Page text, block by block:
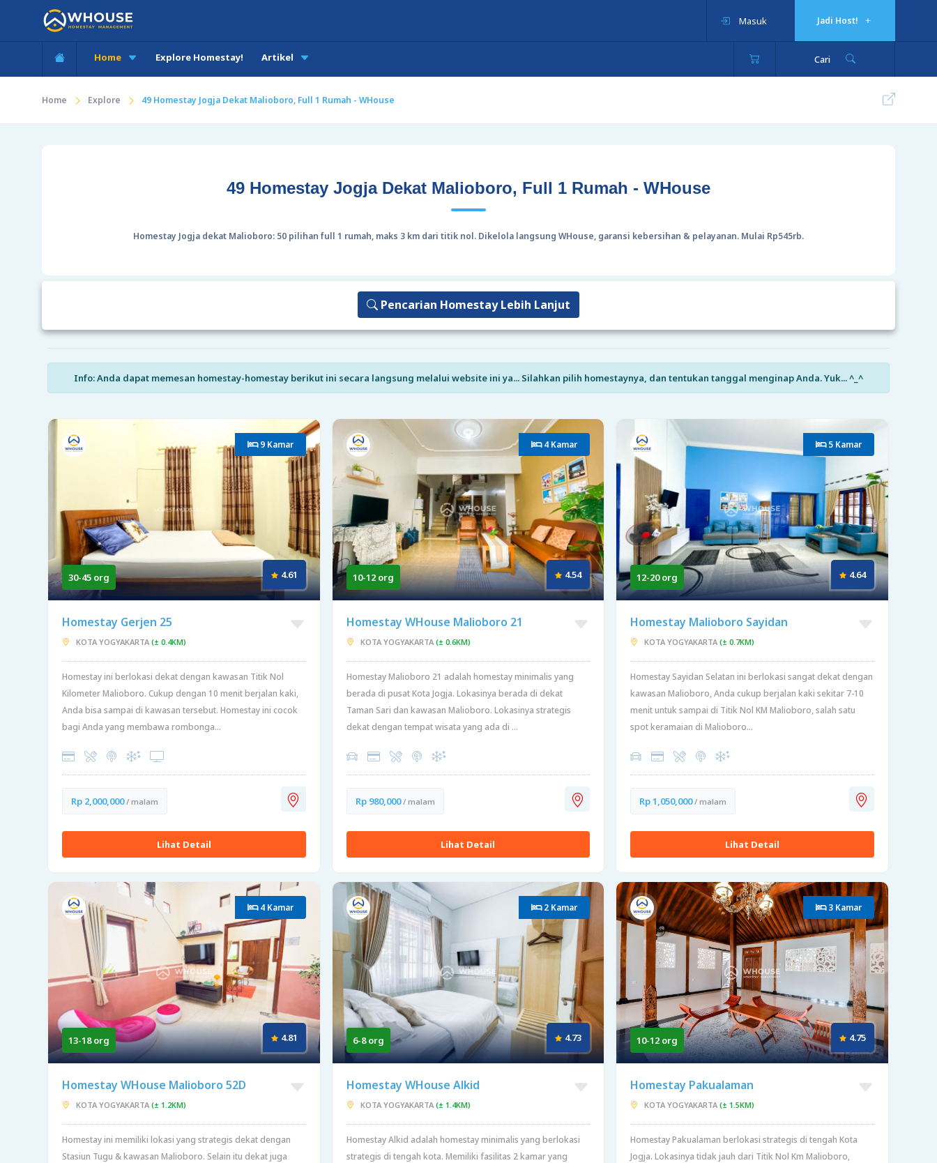
Jadi Host!
Masuk
Cari
Home Explore Homestay! Artikel
Home Explore 49 Homestay Jogja Dekat Malioboro, Full 1 Rumah - WHouse
49 Homestay Jogja Dekat Malioboro, Full 1 Rumah - WHouse
Homestay Jogja dekat Malioboro: 50 pilihan full 1 rumah, maks 3 km dari titik nol. Dikelola langsung WHouse, garansi kebersihan & pelayanan. Mulai Rp545rb.
Pencarian Homestay Lebih Lanjut
Info: Anda dapat memesan homestay-homestay berikut ini secara langsung melalui website ini ya... Silahkan pilih homestaynya, dan tentukan tanggal menginap Anda. Yuk... ^_^
9 Kamar
30-45 org 4.61
Homestay Gerjen 25
KOTA YOGYAKARTA (± 0.4KM)
Homestay ini berlokasi dekat dengan kawasan Titik Nol
Kilometer Malioboro. Cukup dengan 10 menit berjalan kaki,
Anda bisa sampai di kawasan tersebut. Homestay ini cocok
bagi Anda yang membawa rombonga...
Rp 2,000,000/ malam
Lihat Detail
4 Kamar
10-12 org 4.54
Homestay WHouse Malioboro 21
KOTA YOGYAKARTA (± 0.6KM)
Homestay Malioboro 21 adalah homestay minimalis yang
berada di pusat Kota Jogja. Lokasinya berada di dekat
Taman Sari dan kawasan Malioboro. Lokasinya strategis
dekat dengan tempat wisata yang ada di ...
Rp 980,000/ malam
Lihat Detail
5 Kamar
12-20 org 4.64
Homestay Malioboro Sayidan
KOTA YOGYAKARTA(± 0.7KM)
Homestay Sayidan Selatan ini berlokasi sangat dekat dengan
kawasan Malioboro, Anda cukup berjalan kaki sekitar 7-10
menit untuk sampai di Titik Nol KM Malioboro, salah satu
spot keramaian di Malioboro...
Rp 1,050,000/ malam
Lihat Detail
4 Kamar
13-18 org 4.81
Homestay WHouse Malioboro 52D
KOTA YOGYAKARTA (± 1.2KM)
Homestay ini memiliki lokasi yang strategis dekat dengan
Stasiun Tugu & kawasan Malioboro. Selain itu dekat juga
2 Kamar
6-8 org 4.73
Homestay WHouse Alkid
KOTA YOGYAKARTA (± 1.4KM)
Homestay Alkid adalah homestay minimalis yang berlokasi
strategis di tengah kota. Memiliki fasilitas 2 kamar yang
3 Kamar
10-12 org 4.75
Homestay Pakualaman
KOTA YOGYAKARTA(± 1.5KM)
Homestay Pakualaman berlokasi strategis di tengah Kota
Jogja. Lokasinya tidak jauh dari Titik Nol Km Malioboro,